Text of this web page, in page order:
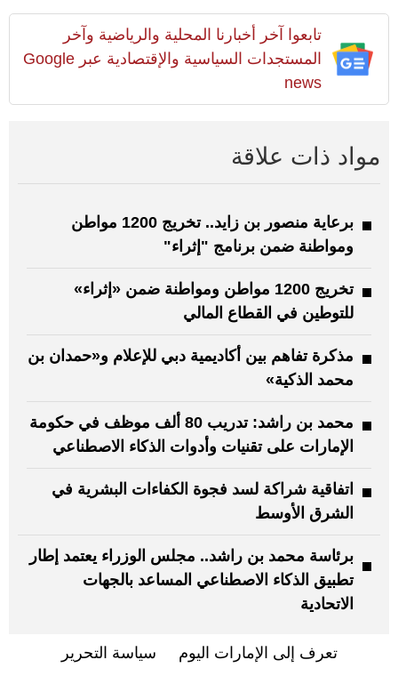
تابعوا آخر أخبارنا المحلية والرياضية وآخر
المستجدات السياسية والإقتصادية عبر Google
news
مواد ذات علاقة
برعاية منصور بن زايد.. تخريج 1200 مواطن
ومواطنة ضمن برنامج "إثراء"
تخريج 1200 مواطن ومواطنة ضمن «إثراء»
للتوطين في القطاع المالي
مذكرة تفاهم بين أكاديمية دبي للإعلام و«حمدان بن
محمد الذكية»
محمد بن راشد: تدريب 80 ألف موظف في حكومة
الإمارات على تقنيات وأدوات الذكاء الاصطناعي
اتفاقية شراكة لسد فجوة الكفاءات البشرية في
الشرق الأوسط
برئاسة محمد بن راشد.. مجلس الوزراء يعتمد إطار
تطبيق الذكاء الاصطناعي المساعد بالجهات
الاتحادية
تعرف إلى الإمارات اليوم سياسة التحرير